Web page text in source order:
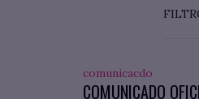
comunicacdo
COMUNICADO